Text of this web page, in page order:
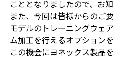
こととなりましたので、お
また、今回は皆様からのご
モデルのトレーニングウェ
ム加工を行えるオプション
この機会にヨネックス製品